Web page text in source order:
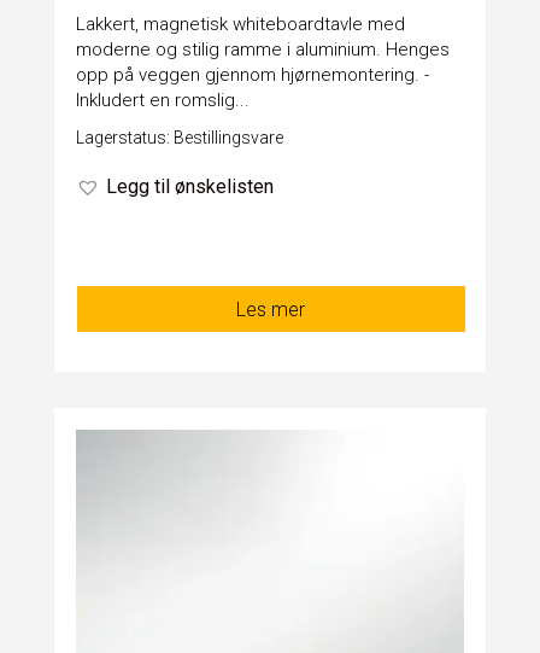
Lakkert, magnetisk whiteboardtavle med
moderne og stilig ramme i aluminium. Henges
opp på veggen gjennom hjørnemontering. -
Inkludert en romslig...
Lagerstatus: Bestillingsvare
Legg til ønskelisten
Les mer